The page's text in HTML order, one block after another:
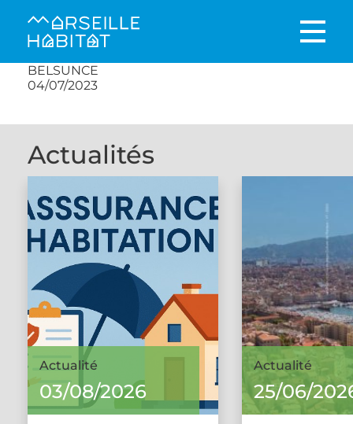
BELSUNCE
04/07/2023
Actualités
Actualité
03/08/2026
Actualité
25/06/